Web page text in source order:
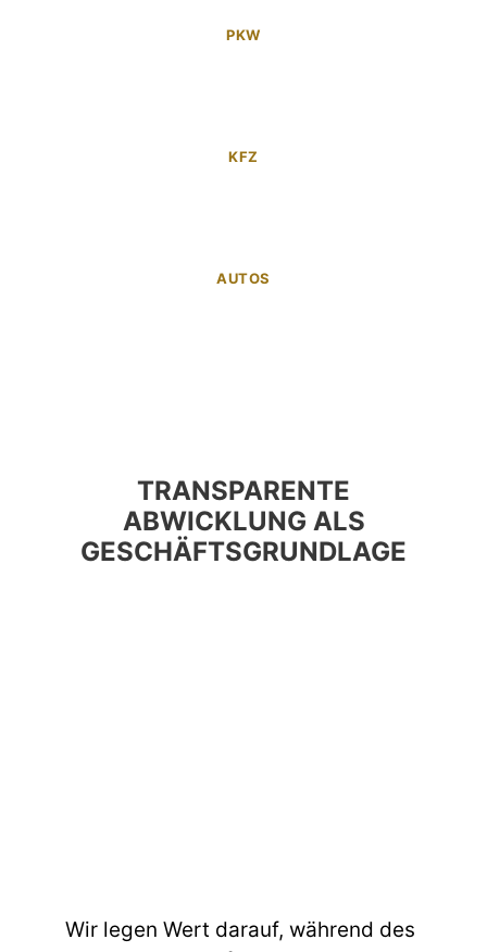
PKW
KFZ
AUTOS
TRANSPARENTE
ABWICKLUNG ALS
GESCHÄFTSGRUNDLAGE
Wir legen Wert darauf, während des